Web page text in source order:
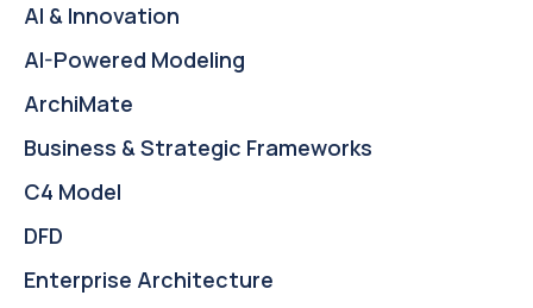
AI & Innovation
AI-Powered Modeling
ArchiMate
Business & Strategic Frameworks
C4 Model
DFD
Enterprise Architecture